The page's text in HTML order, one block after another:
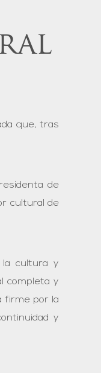
que, tras
de
cultural de
la cultura y
completa y
firme por la
y